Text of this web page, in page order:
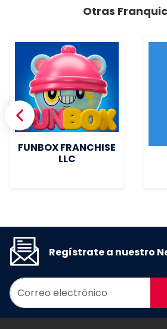
Otras
FUNBOX FRANCHISE
LLC
Regístrate a nuestro